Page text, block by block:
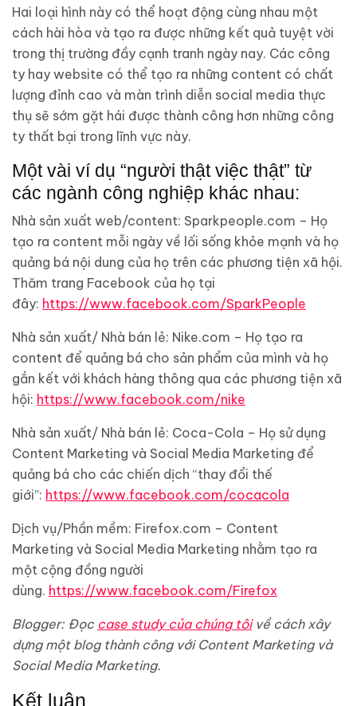
Hai loại hình này có thể hoạt động cùng nhau một
cách hài hòa và tạo ra được những kết quả tuyệt vời
trong thị trường đầy cạnh tranh ngày nay. Các công
ty hay website có thể tạo ra những content có chất
lượng đỉnh cao và màn trình diễn social media thực
thụ sẽ sớm gặt hái được thành công hơn những công
ty thất bại trong lĩnh vực này.
Một vài ví dụ “người thật việc thật” từ
các ngành công nghiệp khác nhau:
Nhà sản xuất web/content: Sparkpeople.com – Họ
tạo ra content mỗi ngày về lối sống khỏe mạnh và họ
quảng bá nội dung của họ trên các phương tiện xã hội.
Thăm trang Facebook của họ tại
đây: https://www.facebook.com/SparkPeople
Nhà sản xuất/ Nhà bán lẻ: Nike.com – Họ tạo ra
content để quảng bá cho sản phẩm của mình và họ
gắn kết với khách hàng thông qua các phương tiện xã
hội: https://www.facebook.com/nike
Nhà sản xuất/ Nhà bán lẻ: Coca-Cola – Họ sử dụng
Content Marketing và Social Media Marketing để
quảng bá cho các chiến dịch “thay đổi thế
giới”: https://www.facebook.com/cocacola
Dịch vụ/Phần mềm: Firefox.com – Content
Marketing và Social Media Marketing nhằm tạo ra
một cộng đồng người
dùng. https://www.facebook.com/Firefox
Blogger: Đọc case study của chúng tôivề cách xây
dựng một blog thành công với Content Marketing và
Social Media Marketing.
Kết luận